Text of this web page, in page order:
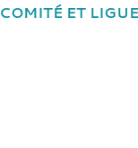
COMITÉ ET